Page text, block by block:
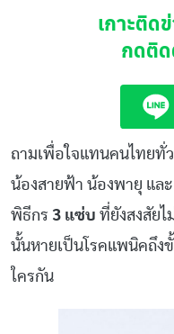
เกาะติด
กดติ
ถามเพื่อใจแทนคนไทยทั่
น้องสายฟ้า น้องพายุ แล
พิธีกร 3 แซ่บ ที่ยังสงสัย
นั้นหายเป็นโรคแพนิคถึง
ใครกัน